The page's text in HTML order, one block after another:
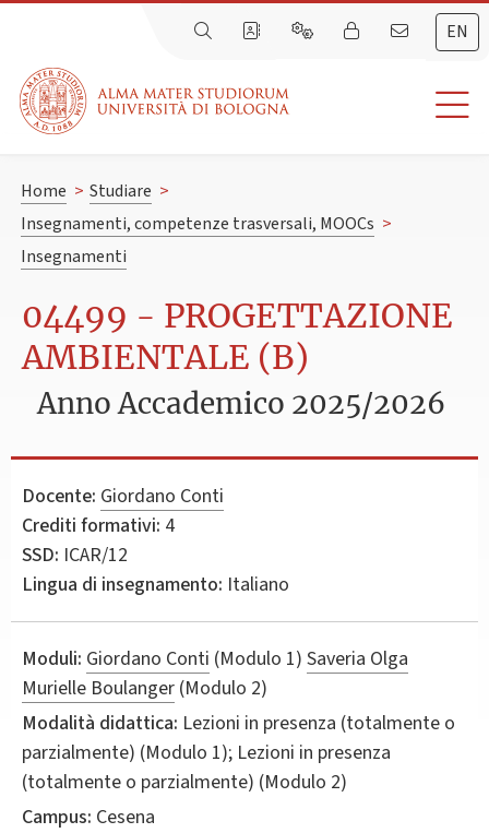
EN
Home > Studiare >
Insegnamenti, competenze trasversali, MOOCs >
Insegnamenti
04499 - PROGETTAZIONE
AMBIENTALE (B)
Anno Accademico 2025/2026
Docente: Giordano Conti
Crediti formativi: 4
SSD: ICAR/12
Lingua di insegnamento: Italiano
Moduli: Giordano Conti (Modulo 1) Saveria Olga
Murielle Boulanger (Modulo 2)
Modalità didattica: Lezioni in presenza (totalmente o
parzialmente) (Modulo 1); Lezioni in presenza
(totalmente o parzialmente) (Modulo 2)
Campus: Cesena